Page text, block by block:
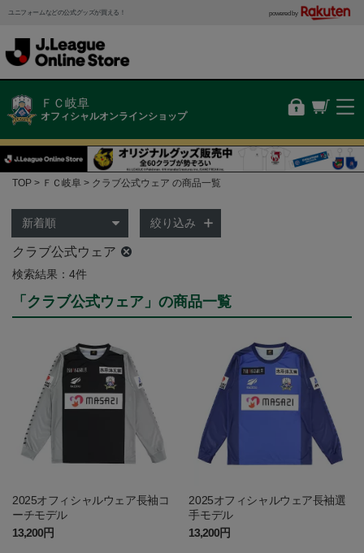
ユニフォームなどの公式グッズが買える！ powered by
ＦＣ岐阜
オフィシャルオンラインショップ
TOP ＦＣ岐阜 クラブ公式ウェア の商品一覧
絞り込み
クラブ公式ウェア
検索結果：4件
「クラブ公式ウェア」の商品一覧
2025オフィシャルウェア長袖コ
ーチモデル
13,200円
2025オフィシャルウェア長袖選
手モデル
13,200円